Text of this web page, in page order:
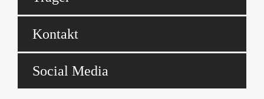
Kontakt
Social Media